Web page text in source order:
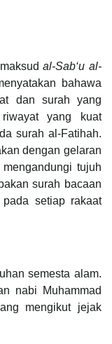
al-Sab‘u al-
bahawa
dan surah yang
yang kuat
surah al-Fatihah.
dengan gelaran
tujuh
surah bacaan
setiap rakaat
semesta alam.
nabi Muhammad
mengikut jejak